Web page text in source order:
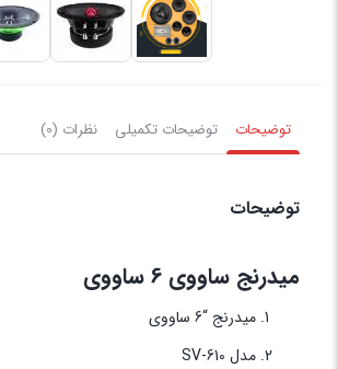
توضیحات توضیحات تکمیلی نظرات (0)
توضیحات
میدرنج ساووی 6 ساووی
میدرنج “6 ساووی
مدل SV-610